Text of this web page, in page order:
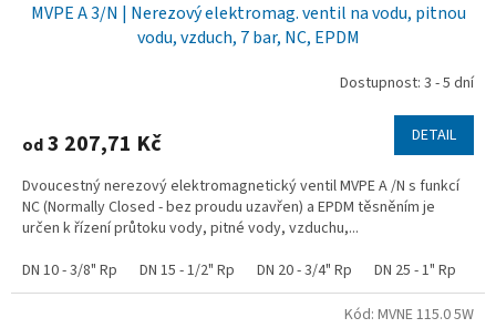
MVPE A 3/N | Nerezový elektromag. ventil na vodu, pitnou
vodu, vzduch, 7 bar, NC, EPDM
Dostupnost: 3 - 5 dní
od3 207,71 Kč DETAIL
Dvoucestný nerezový elektromagnetický ventil MVPE A /N s funkcí
NC (Normally Closed - bez proudu uzavřen) a EPDM těsněním je
určen k řízení průtoku vody, pitné vody, vzduchu,...
DN 10 - 3/8" Rp
DN 15 - 1/2" Rp DN 20 - 3/4" Rp DN 25 - 1" Rp
Kód: MVNE 115.0 5W